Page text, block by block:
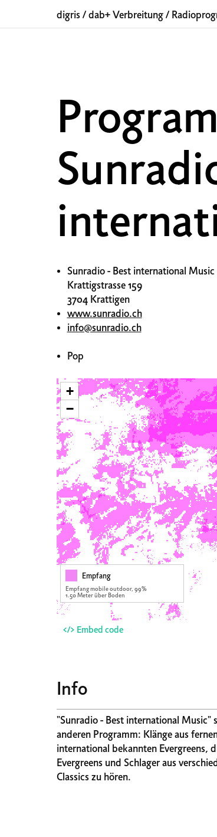
digris / dab+ Verbreitung /
Sunradio - Best international Music
Krattigstrasse 159
3704 Krattigen
www.sunradio.ch
info@sunradio.ch
Pop
+
−
Empfang
Empfang mobile outdoor, 99%
1.50 Meter über Boden
</> Embed code
Info
"Sunradio - Best international Music"
anderen Programm: Klänge aus
international bekannten Evergreens, die man immer wieder gerne
Evergreens und Schlager aus
Classics zu hören.